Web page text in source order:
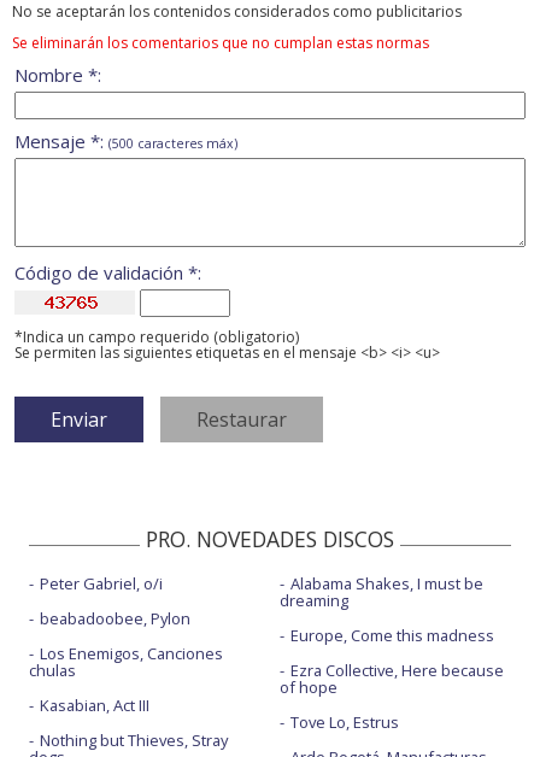
No se aceptarán los contenidos considerados como publicitarios
Se eliminarán los comentarios que no cumplan estas normas
Nombre *:
Mensaje *: (500 caracteres máx)
Código de validación *:
*Indica un campo requerido (obligatorio)
Se permiten las siguientes etiquetas en el mensaje <b> <i> <u>
PRO. NOVEDADES DISCOS
Peter Gabriel, o/i
beabadoobee, Pylon
Los Enemigos, Canciones
chulas
Kasabian, Act III
Nothing but Thieves, Stray
Alabama Shakes, I must be
dreaming
Europe, Come this madness
Ezra Collective, Here because
of hope
Tove Lo, Estrus